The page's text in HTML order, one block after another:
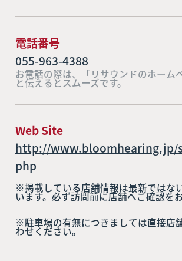
電話番号
055-963-4388
お電話の際は、「リサウンドのホーム
と伝えるとスムーズです。
Web Site
http://www.bloomhearing.jp/
php
※掲載している店舗情報は最新ではな
います。必ず訪問前に店舗へご確認を
※駐車場の有無につきましては直接店
わせください。